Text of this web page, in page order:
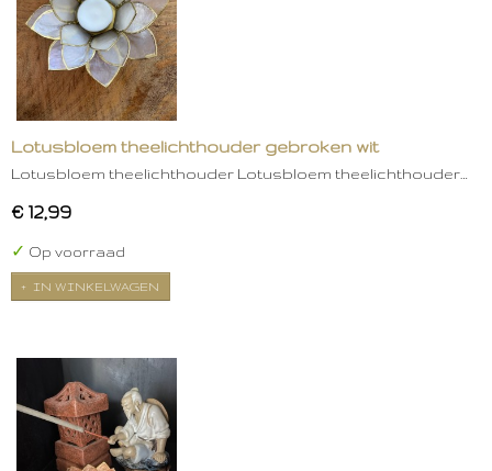
Lotusbloem theelichthouder gebroken wit
Lotusbloem theelichthouder Lotusbloem theelichthouder…
€ 12,99
✓ Op voorraad
IN WINKELWAGEN